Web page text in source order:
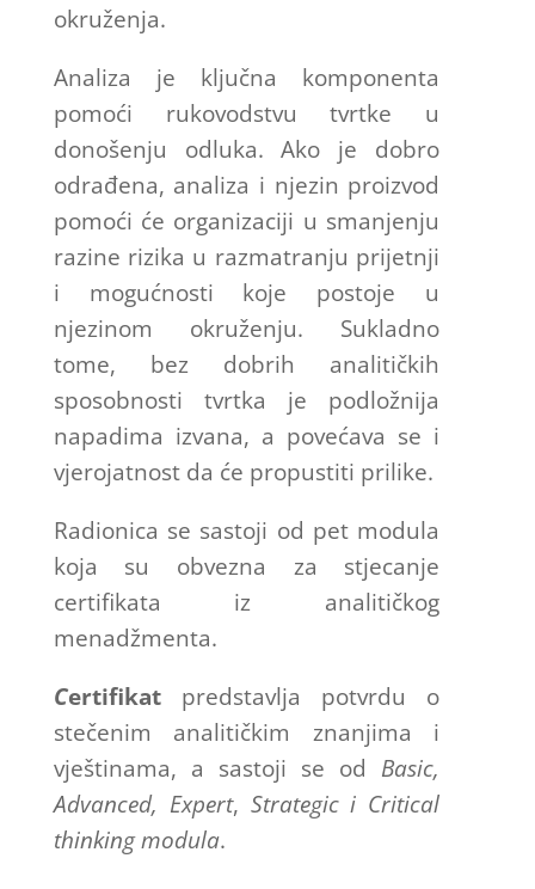
okruženja.
Analiza je ključna komponenta
pomoći rukovodstvu tvrtke u
donošenju odluka. Ako je dobro
odrađena, analiza i njezin proizvod
pomoći će organizaciji u smanjenju
razine rizika u razmatranju prijetnji
i mogućnosti koje postoje u
njezinom okruženju. Sukladno
tome, bez dobrih analitičkih
sposobnosti tvrtka je podložnija
napadima izvana, a povećava se i
vjerojatnost da će propustiti prilike.
Radionica se sastoji od pet modula
koja su obvezna za stjecanje
certifikata iz analitičkog
menadžmenta.
Certifikat
predstavlja potvrdu o
stečenim analitičkim znanjima i
vještinama, a sastoji se od Basic,
Advanced, Expert, Strategic i Critical
thinking modula.